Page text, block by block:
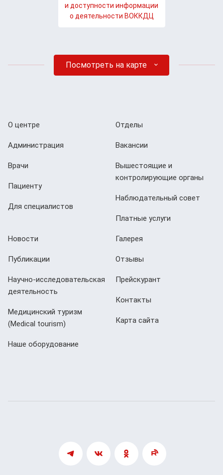
и доступности информации
о деятельности ВОККДЦ
Посмотреть на карте
О центре
Администрация
Врачи
Пациенту
Для специалистов
Отделы
Вакансии
Вышестоящие и
контролирующие органы
Наблюдательный совет
Платные услуги
Новости
Публикации
Научно-исследовательская
деятельность
Медицинский туризм
(Мedical tourism)
Наше оборудование
Галерея
Отзывы
Прейскурант
Контакты
Карта сайта